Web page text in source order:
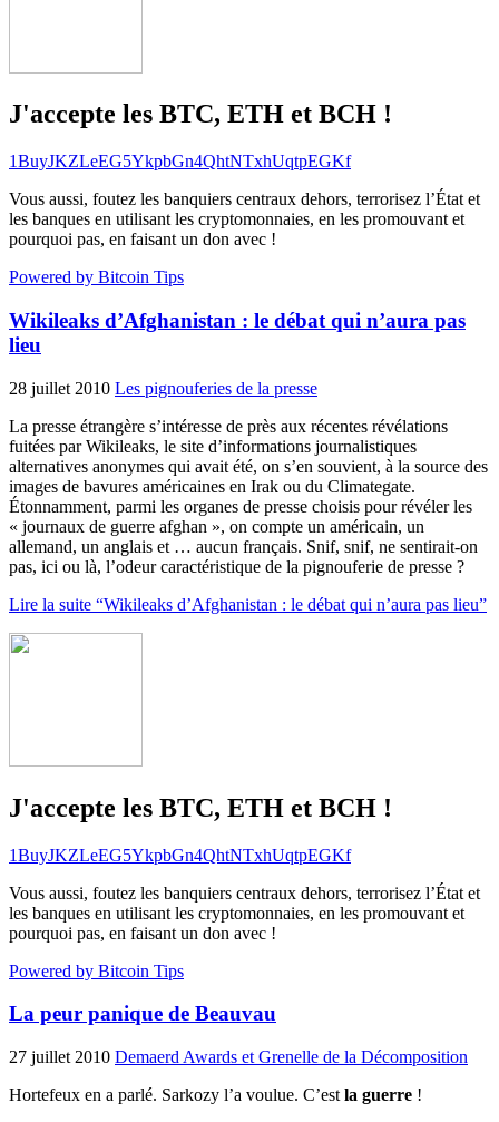
J'accepte les BTC, ETH et BCH !
1BuyJKZLeEG5YkpbGn4QhtNTxhUqtpEGKf
Vous aussi, foutez les banquiers centraux dehors, terrorisez l’État et
les banques en utilisant les cryptomonnaies, en les promouvant et
pourquoi pas, en faisant un don avec !
Powered by Bitcoin Tips
Wikileaks d’Afghanistan : le débat qui n’aura pas
lieu
28 juillet 2010 Les pignouferies de la presse
La presse étrangère s’intéresse de près aux récentes révélations
fuitées par Wikileaks, le site d’informations journalistiques
alternatives anonymes qui avait été, on s’en souvient, à la source des
images de bavures américaines en Irak ou du Climategate.
Étonnamment, parmi les organes de presse choisis pour révéler les
« journaux de guerre afghan », on compte un américain, un
allemand, un anglais et … aucun français. Snif, snif, ne sentirait-on
pas, ici ou là, l’odeur caractéristique de la pignouferie de presse ?
Lire la suite “Wikileaks d’Afghanistan : le débat qui n’aura pas lieu”
J'accepte les BTC, ETH et BCH !
1BuyJKZLeEG5YkpbGn4QhtNTxhUqtpEGKf
Vous aussi, foutez les banquiers centraux dehors, terrorisez l’État et
les banques en utilisant les cryptomonnaies, en les promouvant et
pourquoi pas, en faisant un don avec !
Powered by Bitcoin Tips
La peur panique de Beauvau
27 juillet 2010 Demaerd Awards et Grenelle de la Décomposition
Hortefeux en a parlé. Sarkozy l’a voulue. C’est la guerre !